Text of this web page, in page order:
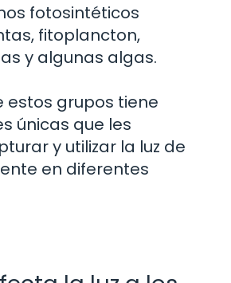
fotosintéticos
fitoplancton,
y algunas algas.
estos grupos tiene
únicas que les
y utilizar la luz de
en diferentes